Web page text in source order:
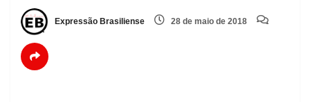
Expressão Brasiliense 28 de maio de 2018